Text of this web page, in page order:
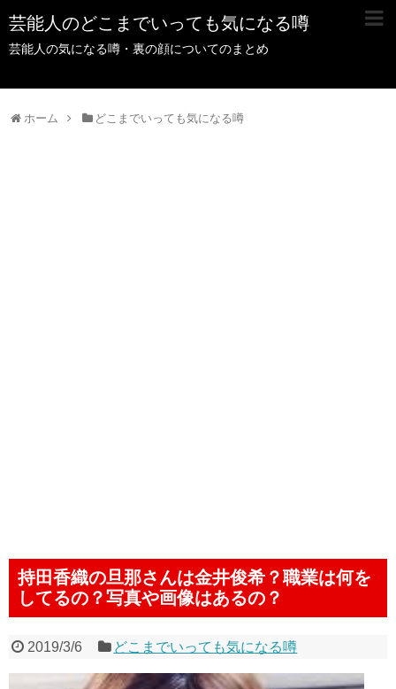
芸能人のどこまでいっても気になる噂
芸能人の気になる噂・裏の顔についてのまとめ
ホーム どこまでいっても気になる噂
持田香織の旦那さんは金井俊希？職業は何を
してるの？写真や画像はあるの？
2019/3/6 どこまでいっても気になる噂